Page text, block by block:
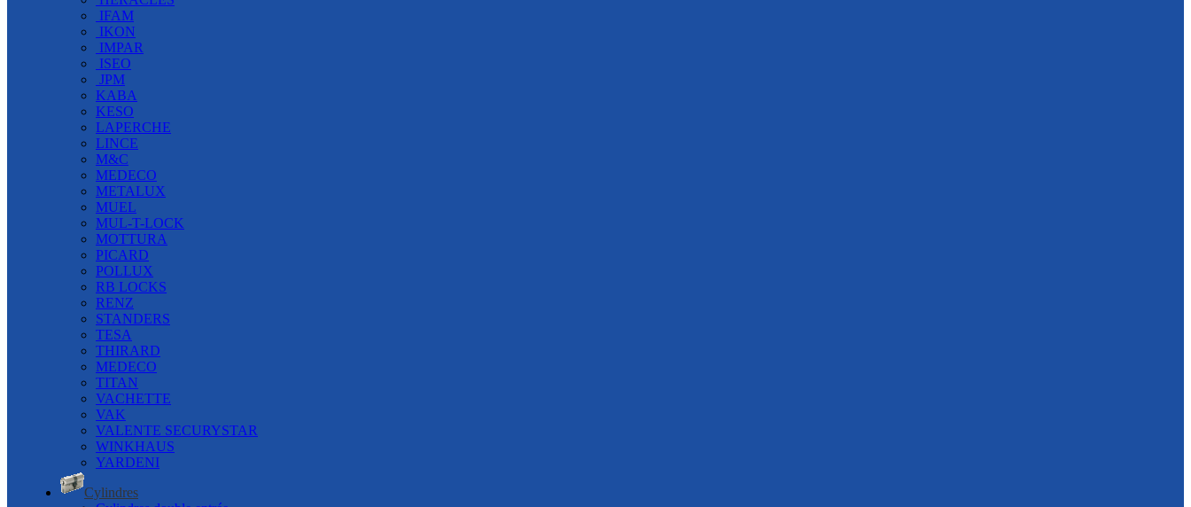
IFAM
IKON
IMPAR
ISEO
JPM
KABA
KESO
LAPERCHE
LINCE
M&C
MEDECO
METALUX
MUEL
MUL-T-LOCK
MOTTURA
PICARD
POLLUX
RB LOCKS
RENZ
STANDERS
TESA
THIRARD
MEDECO
TITAN
VACHETTE
VAK
VALENTE SECURYSTAR
WINKHAUS
YARDENI
Cylindres